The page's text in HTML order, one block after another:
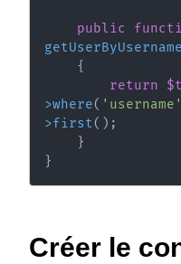
public
getUserByUsername
{
return
>where( 'username'
>first( ) ;
}
}
Créer le